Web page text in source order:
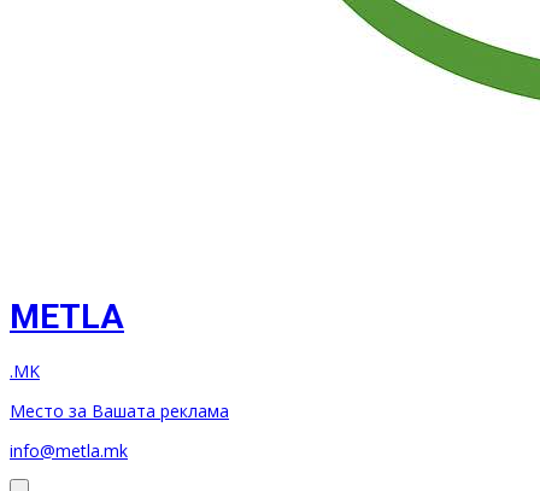
METLA
.MK
Место за Вашата реклама
info@metla.mk